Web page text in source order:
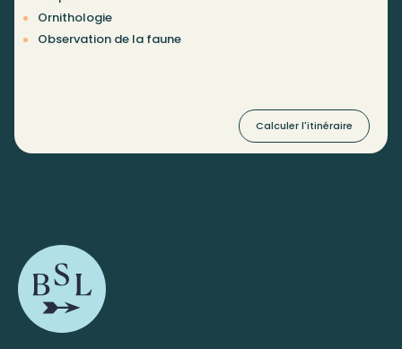
Ornithologie
Observation de la faune
Calculer l'itinéraire